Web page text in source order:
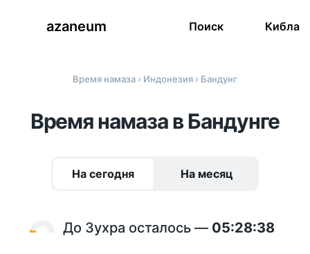
azaneum Поиск Кибла
Время намаза › Индонезия › Бандунг
Время намаза в Бандунге
На сегодня На месяц
До Зухра осталось — 05:28:38